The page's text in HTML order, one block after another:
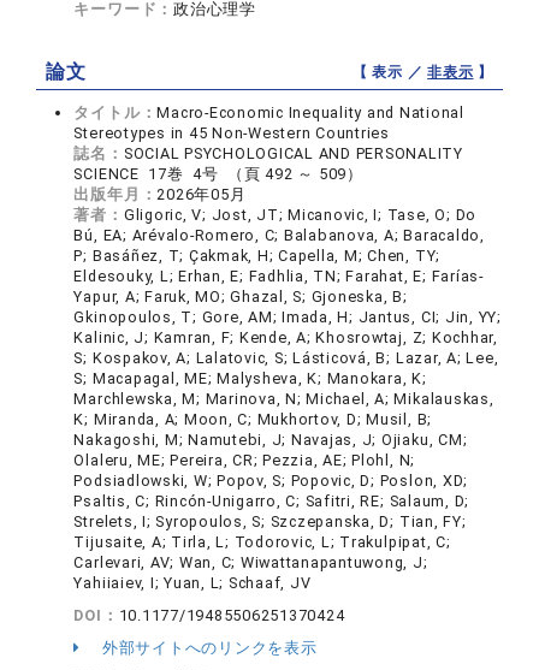
キーワード：政治心理学
論文 【 表示 ／非表示 】
タイトル：Macro-Economic Inequality and National
Stereotypes in 45 Non-Western Countries
誌名： SOCIAL PSYCHOLOGICAL AND PERSONALITY
SCIENCE 17巻 4号 （頁 492 ～ 509）
出版年月：2026年05月
著者： Gligoric, V; Jost, JT; Micanovic, I; Tase, O; Do
Bú, EA; Arévalo-Romero, C; Balabanova, A; Baracaldo,
P; Basáñez, T; Çakmak, H; Capella, M; Chen, TY;
Eldesouky, L; Erhan, E; Fadhlia, TN; Farahat, E; Farías-
Yapur, A; Faruk, MO; Ghazal, S; Gjoneska, B;
Gkinopoulos, T; Gore, AM; Imada, H; Jantus, CI; Jin, YY;
Kalinic, J; Kamran, F; Kende, A; Khosrowtaj, Z; Kochhar,
S; Kospakov, A; Lalatovic, S; Lásticová, B; Lazar, A; Lee,
S; Macapagal, ME; Malysheva, K; Manokara, K;
Marchlewska, M; Marinova, N; Michael, A; Mikalauskas,
K; Miranda, A; Moon, C; Mukhortov, D; Musil, B;
Nakagoshi, M; Namutebi, J; Navajas, J; Ojiaku, CM;
Olaleru, ME; Pereira, CR; Pezzia, AE; Plohl, N;
Podsiadlowski, W; Popov, S; Popovic, D; Poslon, XD;
Psaltis, C; Rincón-Unigarro, C; Safitri, RE; Salaum, D;
Strelets, I; Syropoulos, S; Szczepanska, D; Tian, FY;
Tijusaite, A; Tirla, L; Todorovic, L; Trakulpipat, C;
Carlevari, AV; Wan, C; Wiwattanapantuwong, J;
Yahiiaiev, I; Yuan, L; Schaaf, JV
DOI： 10.1177/19485506251370424
外部サイトへのリンクを表示